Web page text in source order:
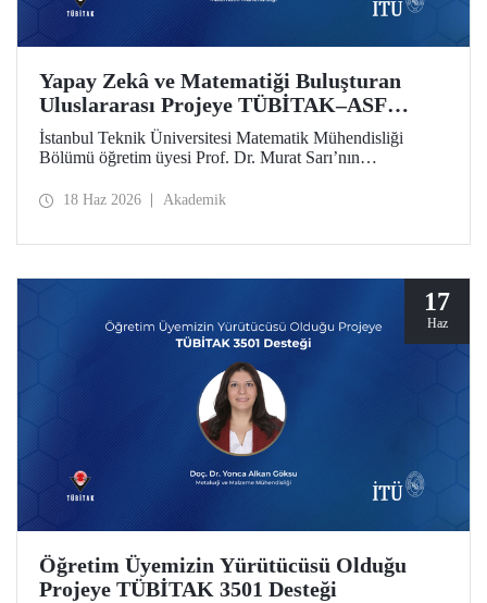
Yapay Zekâ ve Matematiği Buluşturan
Uluslararası Projeye TÜBİTAK–ASF
Desteği
İstanbul Teknik Üniversitesi Matematik Mühendisliği
Bölümü öğretim üyesi Prof. Dr. Murat Sarı’nın
matematiksel yöntemleri birleştiren uluslararası araştırma
18 Haz 2026 Akademik
17
Haz
Öğretim Üyemizin Yürütücüsü Olduğu
Projeye TÜBİTAK 3501 Desteği